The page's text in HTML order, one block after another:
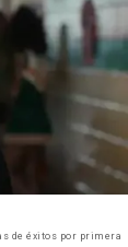
de éxitos por primera